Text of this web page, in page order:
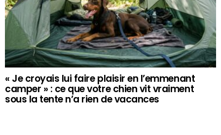
« Je croyais lui faire plaisir en l’emmenant
camper » : ce que votre chien vit vraiment
sous la tente n’a rien de vacances